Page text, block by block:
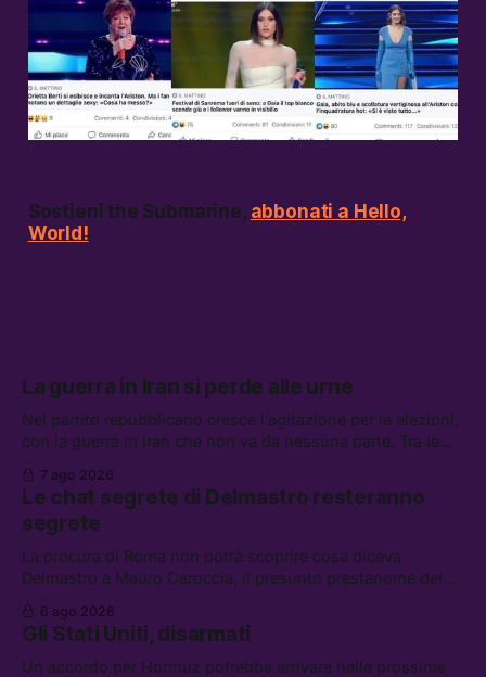
Sostieni the Submarine, abbonati a Hello,
World!
La guerra in Iran si perde alle urne
Nel partito repubblicano cresce l’agitazione per le elezioni,
con la guerra in Iran che non va da nessuna parte. Tra le
lavoro, Schlein prova a mettere in sicurezza la coalizione, e
che cos’è lo “Spiralismo,” la religione degli agenti IA
7 ago 2026
Le chat segrete di Delmastro resteranno
segrete
La procura di Roma non potrà scoprire cosa diceva
Delmastro a Mauro Caroccia, il presunto prestanome del
attacchi in Libano, il governo chiederà 36 miliardi di
flessibilità in armi e energia, e Grokipedia è già stata
abbandonata
6 ago 2026
Gli Stati Uniti, disarmati
Un accordo per Hormuz potrebbe arrivare nelle prossime